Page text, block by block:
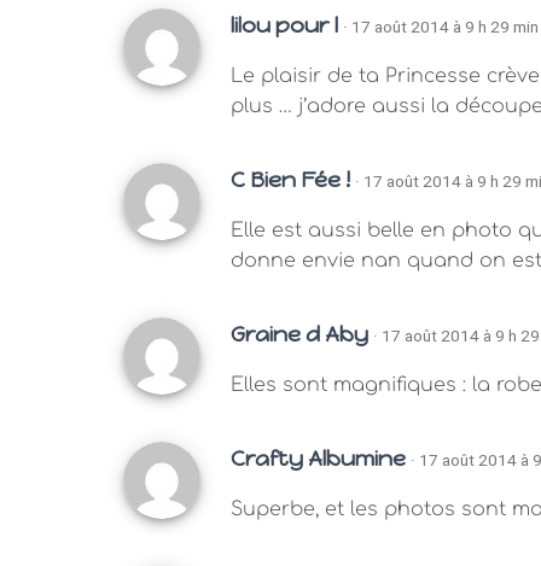
lilou pour l · 17 août 2014 à 9 h 29 min
Le plaisir de ta Princesse
plus … j’adore aussi la
C Bien Fée ! · 17 août 2014 à 9 h 29
Elle est aussi belle en photo
donne envie nan quand on
Graine d Aby · 17 août 2014 à 9 h
Elles sont magnifiques : la
Crafty Albumine · 17 août 2014 à
Superbe, et les photos sont